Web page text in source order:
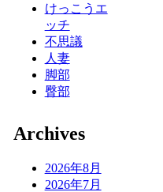
けっこうエ
ッチ
不思議
人妻
脚部
臀部
Archives
2026年8月
2026年7月